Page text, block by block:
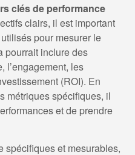
clés de performance
clairs, il est important
pour mesurer le
pourrait inclure des
l’engagement, les
(ROI). En
métriques spécifiques, il
et de prendre
spécifiques et mesurables,